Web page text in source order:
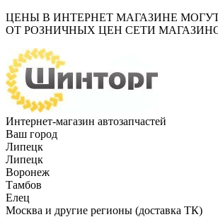
ЦЕНЫ В ИНТЕРНЕТ МАГАЗИНЕ
ОТ РОЗНИЧНЫХ ЦЕН СЕТИ
Интернет-магазин автозапчастей
Ваш город
Липецк
Липецк
Воронеж
Тамбов
Елец
Москва и другие регионы (доставка ТК)